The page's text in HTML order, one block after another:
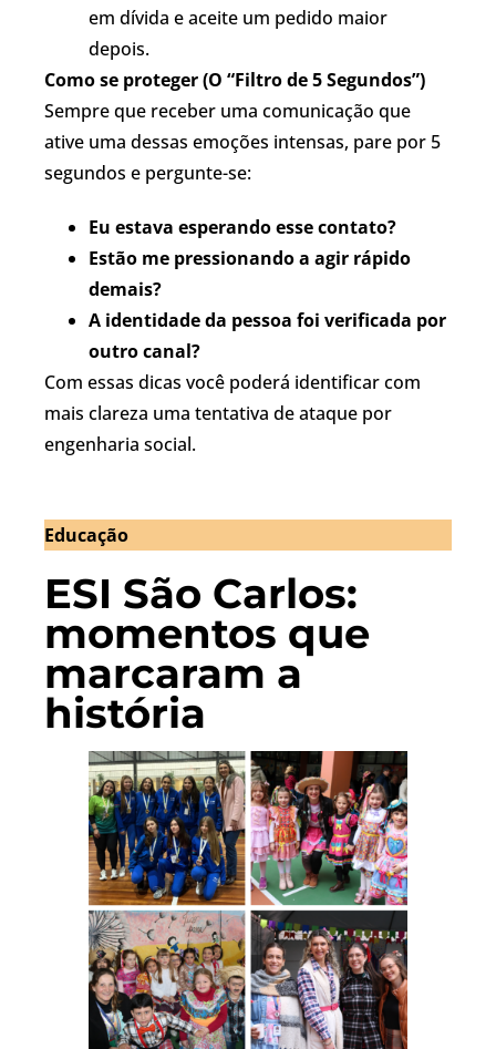
em dívida e aceite um pedido maior
depois.
Como se proteger (O “Filtro de 5 Segundos”)
Sempre que receber uma comunicação que
ative uma dessas emoções intensas, pare por 5
segundos e pergunte-se:
Eu estava esperando esse contato?
Estão me pressionando a agir rápido
demais?
A identidade da pessoa foi verificada por
outro canal?
Com essas dicas você poderá identificar com
mais clareza uma tentativa de ataque por
engenharia social.
Educação
ESI São Carlos:
momentos que
marcaram a
história